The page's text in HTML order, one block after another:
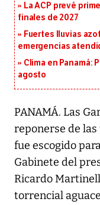
La ACP prevé
finales de 2027
Fuertes lluvias
emergencias
Clima en Panamá:
agosto
PANAMÁ. Las
reponerse de
fue escogido
Gabinete del
Ricardo
torrencial